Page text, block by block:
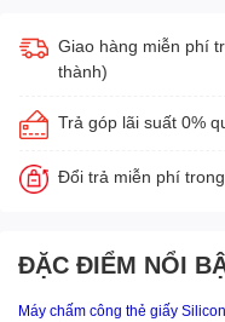
Giao hàng miễn phí
thành)
Trả góp lãi suất 0%
Đổi trả miễn phí
ĐẶC ĐIỂM NỔI
Máy chấm công thẻ giấy